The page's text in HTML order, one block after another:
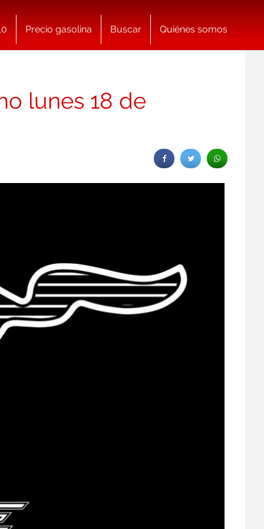
Precio gasolina Buscar Quiénes somos
lunes 18 de